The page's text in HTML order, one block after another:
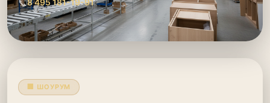
📞8 495 181-19-91
🏢 ШОУРУМ